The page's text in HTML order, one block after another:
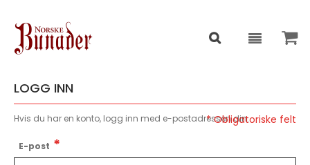
LOGG INN
Hvis du har en konto, logg inn med e-postadressen din.
E-post